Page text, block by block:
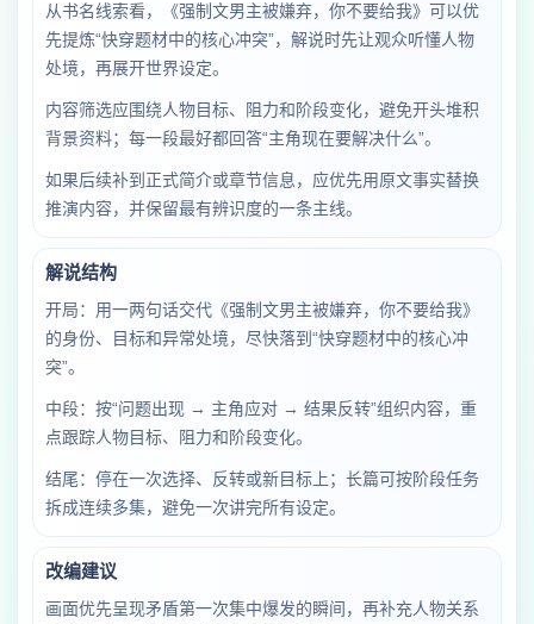
从书名线索看，《强制文男主被嫌弃，你不要给我》可以优
先提炼“快穿题材中的核心冲突”，解说时先让观众听懂人物
处境，再展开世界设定。
内容筛选应围绕人物目标、阻力和阶段变化，避免开头堆积
背景资料；每一段最好都回答“主角现在要解决什么”。
如果后续补到正式简介或章节信息，应优先用原文事实替换
推演内容，并保留最有辨识度的一条主线。
解说结构
开局：用一两句话交代《强制文男主被嫌弃，你不要给我》
的身份、目标和异常处境，尽快落到“快穿题材中的核心冲
突”。
中段：按“问题出现 → 主角应对 → 结果反转”组织内容，重
点跟踪人物目标、阻力和阶段变化。
结尾：停在一次选择、反转或新目标上；长篇可按阶段任务
拆成连续多集，避免一次讲完所有设定。
改编建议
画面优先呈现矛盾第一次集中爆发的瞬间，再补充人物关系